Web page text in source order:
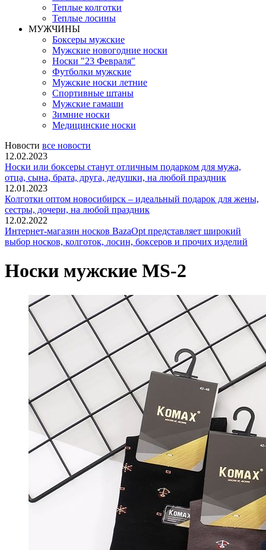
Теплые колготки
Теплые лосины
МУЖЧИНЫ
Боксеры мужские
Мужские новогодние носки
Носки "23 Февраля"
Футболки мужские
Мужские носки летние
Спортивные штаны
Мужские гамаши
Зимние носки
Медицинские носки
Новости все новости
12.02.2023
Носки или боксеры станут отличным подарком для мужа,
отца, сына, брата, друга, дедушки, на любой праздник
12.01.2023
Колготки оптом новосибирск – идеальный подарок для жены,
сестры, дочери, на любой праздник
12.02.2022
Интернет-магазин носков BazaOpt представляет широкий
выбор носков, колготок, лосин, боксеров и прочих изделий
Носки мужские MS-2